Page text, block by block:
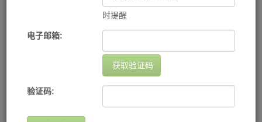
时提醒
电子邮箱:
获取验证码
验证码: